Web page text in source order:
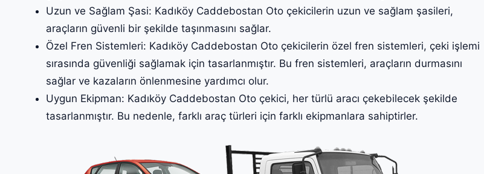
Uzun ve Sağlam Şasi: Kadıköy Caddebostan Oto çekicilerin uzun ve sağlam şasileri,
araçların güvenli bir şekilde taşınmasını sağlar.
Özel Fren Sistemleri: Kadıköy Caddebostan Oto çekicilerin özel fren sistemleri, çeki işlemi
sırasında güvenliği sağlamak için tasarlanmıştır. Bu fren sistemleri, araçların durmasını
sağlar ve kazaların önlenmesine yardımcı olur.
Uygun Ekipman: Kadıköy Caddebostan Oto çekici, her türlü aracı çekebilecek şekilde
tasarlanmıştır. Bu nedenle, farklı araç türleri için farklı ekipmanlara sahiptirler.